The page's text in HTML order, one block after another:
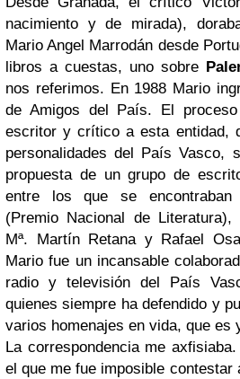
nacimiento y de mirada),
Mario Angel Marrodán desde
libros a cuestas, uno sobre
nos referimos. En 1988 Mario
de Amigos del País. El
escritor y crítico a esta entidad,
personalidades del País Vasco,
propuesta de un grupo de
entre los que se encontraban
(Premio Nacional de
Mª. Martín Retana y Rafael
Mario fue un incansable
radio y televisión del País
quienes siempre ha defendido y
varios homenajes en vida, que es
La correspondencia me
el que me fue imposible contestar